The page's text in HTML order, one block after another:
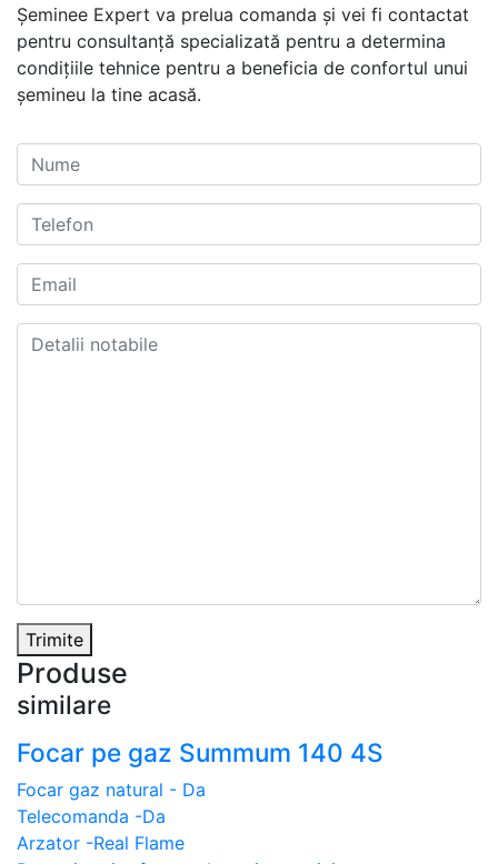
Șeminee Expert va prelua comanda și vei fi contactat
pentru consultanță specializată pentru a determina
condițiile tehnice pentru a beneficia de confortul unui
șemineu la tine acasă.
Trimite
Produse
similare
Focar pe gaz Summum 140 4S
Focar gaz natural - Da
Telecomanda -Da
Arzator -Real Flame